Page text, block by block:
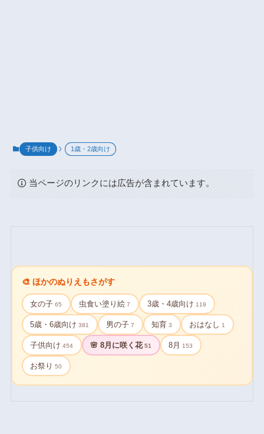
子供向け 1歳・2歳向け
当ページのリンクには広告が含まれています。
🎨 ほかのぬりえもさがす
女の子 65 虫食い塗り絵 7 3歳・4歳向け 119
5歳・6歳向け 381 男の子 7 知育 3 おはなし 1
子供向け 454 🌸 8月に咲く花 51 8月 153
お祭り 50